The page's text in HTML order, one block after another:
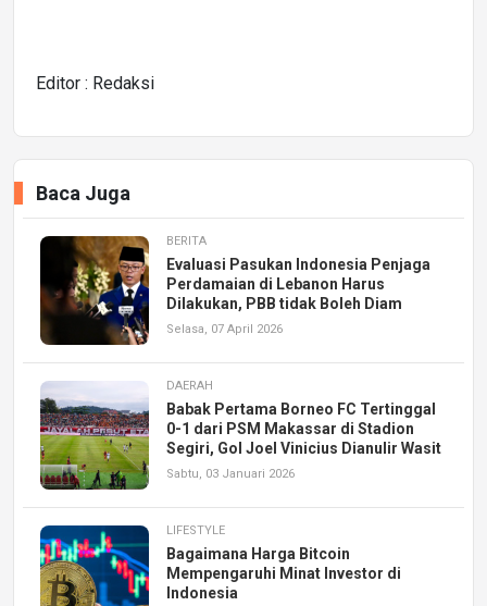
Editor : Redaksi
Baca Juga
BERITA
Evaluasi Pasukan Indonesia Penjaga
Perdamaian di Lebanon Harus
Dilakukan, PBB tidak Boleh Diam
Selasa, 07 April 2026
DAERAH
Babak Pertama Borneo FC Tertinggal
0-1 dari PSM Makassar di Stadion
Segiri, Gol Joel Vinicius Dianulir Wasit
Sabtu, 03 Januari 2026
LIFESTYLE
Bagaimana Harga Bitcoin
Mempengaruhi Minat Investor di
Indonesia